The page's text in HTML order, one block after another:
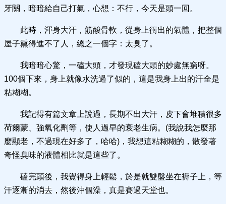
牙關，暗暗給自己打氣，心想：不行，今天是頭一回。
此時，渾身大汗，筋酸骨軟，從身上衝出的氣體，把整個
屋子熏得進不了人，總之一個字：太臭了。
我暗暗心驚，一磕大頭，才發現磕大頭的妙處無窮呀。
100個下來，身上就像水洗過了似的，這是我身上出的汗全是
粘糊糊。
我記得有篇文章上說過，長期不出大汗，皮下會堆積很多
荷爾蒙、強氧化劑等，使人過早的衰老生病。(我說我怎麼那
麼顯老，不過現在好多了，哈哈)，我想這粘糊糊的，散發著
奇怪臭味的液體相比就是這些了。
磕完頭後，我覺得身上輕鬆，於是就雙盤坐在褥子上，等
汗逐漸的消去，然後沖個澡，真是賽過天堂也。